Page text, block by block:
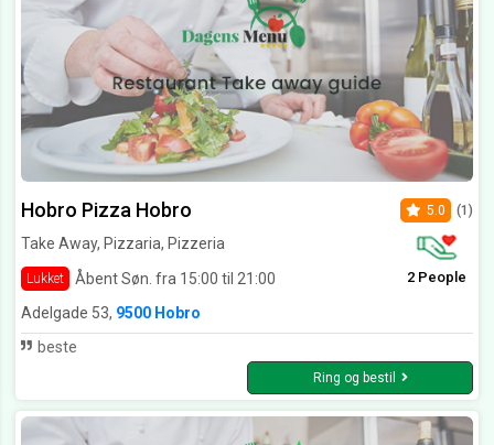
Hobro Pizza Hobro
Take Away, Pizzaria, Pizzeria
Lukket Åbent Søn. fra 15:00 til 21:00
5.0 (1)
2 People
Adelgade 53, 9500 Hobro
beste
Ring og bestil